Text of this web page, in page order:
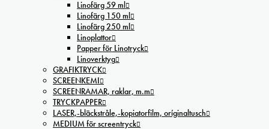
Linofärg 59 ml
Linofärg 150 ml
Linofärg 250 ml
Linoplattor
Papper för Linotryck
Linoverktyg
GRAFIKTRYCK
SCREENKEMI
SCREENRAMAR, raklar, m.m
TRYCKPAPPER
LASER,-bläckstråle,-kopiatorfilm, oríginaltusch
MEDIUM för screentryck